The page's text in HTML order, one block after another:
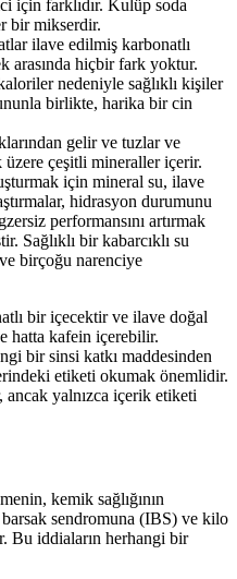
için farklıdır. Kulüp soda
bir mikserdir.
ilave edilmiş karbonatlı
arasında hiçbir fark yoktur.
nedeniyle sağlıklı kişiler
birlikte, harika bir cin
gelir ve tuzlar ve
çeşitli mineraller içerir.
için mineral su, ilave
hidrasyon durumunu
performansını artırmak
Sağlıklı bir kabarcıklı su
birçoğu narenciye
bir içecektir ve ilave doğal
hatta kafein içerebilir.
bir sinsi katkı maddesinden
etiketi okumak önemlidir.
ancak yalnızca içerik etiketi
kemik sağlığının
sendromuna (IBS) ve kilo
Bu iddiaların herhangi bir